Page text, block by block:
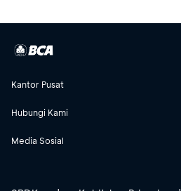
Kantor Pusat
Hubungi Kami
Media Sosial